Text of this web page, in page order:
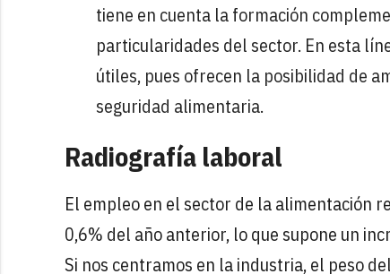
tiene en cuenta la formación
particularidades del sector. En esta
útiles, pues ofrecen la posibilidad de
seguridad alimentaria.
Radiografía laboral
El empleo en el sector de la alimentación
0,6% del año anterior, lo que supone un
Si nos centramos en la industria, el peso